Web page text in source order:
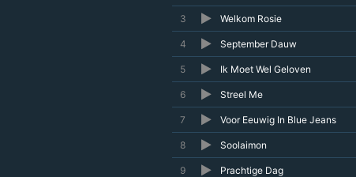
3 Welkom Rosie
4 September Dauw
5 Ik Moet Wel Geloven
6 Streel Me
7 Voor Eeuwig In Blue Jeans
8 Soolaimon
9 Prachtige Dag